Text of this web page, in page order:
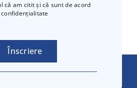
că am citit și că sunt de acord
confidențialitate
Înscriere